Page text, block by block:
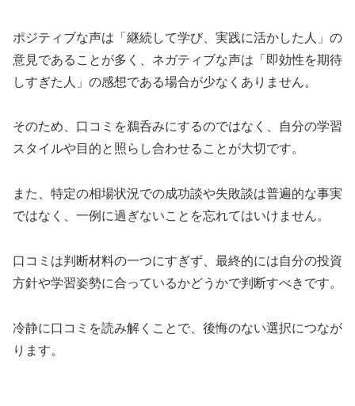
ポジティブな声は「継続して学び、実践に活かした人」の
意見であることが多く、ネガティブな声は「即効性を期待
しすぎた人」の感想である場合が少なくありません。
そのため、口コミを鵜呑みにするのではなく、自分の学習
スタイルや目的と照らし合わせることが大切です。
また、特定の相場状況での成功談や失敗談は普遍的な事実
ではなく、一例に過ぎないことを忘れてはいけません。
口コミは判断材料の一つにすぎず、最終的には自分の投資
方針や学習姿勢に合っているかどうかで判断すべきです。
冷静に口コミを読み解くことで、後悔のない選択につなが
ります。